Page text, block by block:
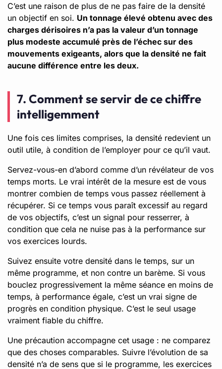
C’est une raison de plus de ne pas faire de la densité
un objectif en soi. Un tonnage élevé obtenu avec des
charges dérisoires n’a pas la valeur d’un tonnage
plus modeste accumulé près de l’échec sur des
mouvements exigeants, alors que la densité ne fait
aucune différence entre les deux.
7. Comment se servir de ce chiffre
intelligemment
Une fois ces limites comprises, la densité redevient un
outil utile, à condition de l’employer pour ce qu’il vaut.
Servez-vous-en d’abord comme d’un révélateur de vos
temps morts. Le vrai intérêt de la mesure est de vous
montrer combien de temps vous passez réellement à
récupérer. Si ce temps vous paraît excessif au regard
de vos objectifs, c’est un signal pour resserrer, à
condition que cela ne nuise pas à la performance sur
vos exercices lourds.
Suivez ensuite votre densité dans le temps, sur un
même programme, et non contre un barème. Si vous
bouclez progressivement la même séance en moins de
temps, à performance égale, c’est un vrai signe de
progrès en condition physique. C’est le seul usage
vraiment fiable du chiffre.
Une précaution accompagne cet usage : ne comparez
que des choses comparables. Suivre l’évolution de sa
densité n’a de sens que si le programme, les exercices